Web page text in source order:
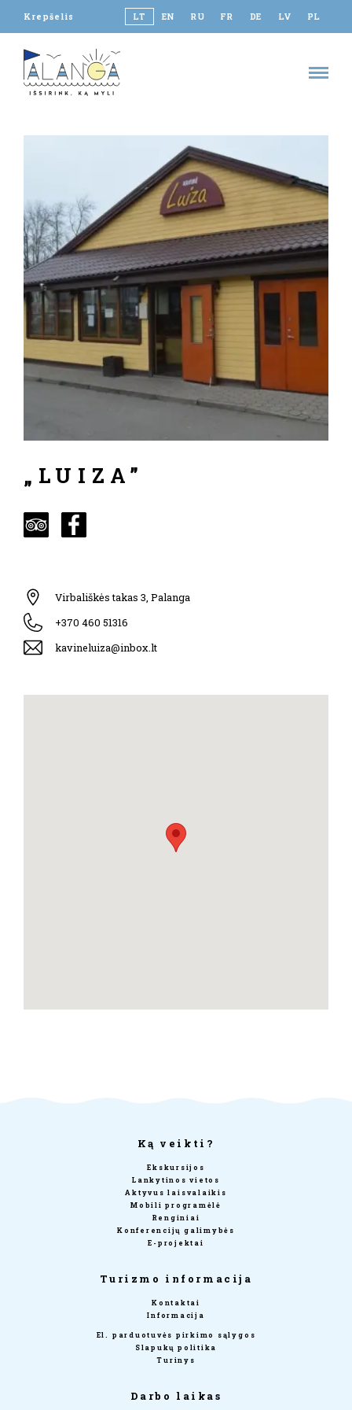
Krepšelis LT EN RU FR DE LV PL
„LUIZA”
Virbališkės takas 3, Palanga
+370 460 51316
kavineluiza@inbox.lt
Ką veikti?
Ekskursijos
Lankytinos vietos
Aktyvus laisvalaikis
Mobili programėlė
Renginiai
Konferencijų galimybės
E-projektai
Turizmo informacija
Kontaktai
Informacija
El. parduotuvės pirkimo sąlygos
Slapukų politika
Turinys
Darbo laikas